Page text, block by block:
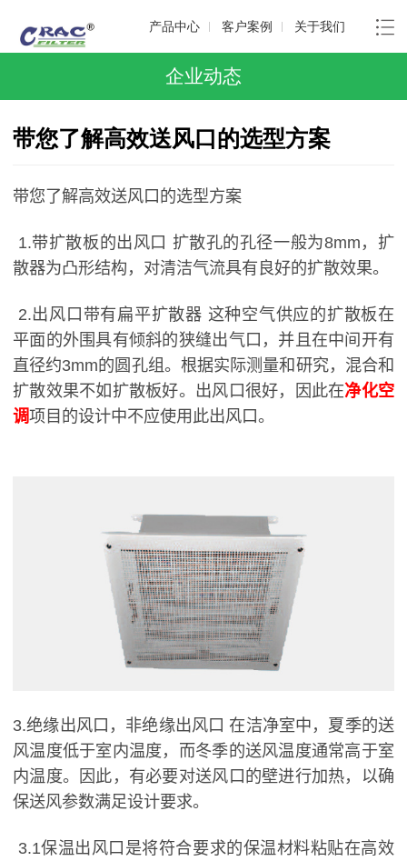
产品中心 客户案例 关于我们
企业动态
带您了解高效送风口的选型方案
带您了解高效送风口的选型方案
1.带扩散板的出风口 扩散孔的孔径一般为8mm，扩
散器为凸形结构，对清洁气流具有良好的扩散效果。
2.出风口带有扁平扩散器 这种空气供应的扩散板在
平面的外围具有倾斜的狭缝出气口，并且在中间开有
直径约3mm的圆孔组。根据实际测量和研究，混合和
扩散效果不如扩散板好。出风口很好，因此在净化空
调项目的设计中不应使用此出风口。
3.绝缘出风口，非绝缘出风口 在洁净室中，夏季的送
风温度低于室内温度，而冬季的送风温度通常高于室
内温度。因此，有必要对送风口的壁进行加热，以确
保送风参数满足设计要求。
3.1保温出风口是将符合要求的保温材料粘贴在高效